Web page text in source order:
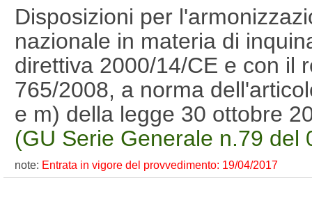
Disposizioni per
nazionale in materia di
direttiva 2000/14/CE e con il
765/2008, a norma
e m) della legge 30 ottobre
(GU Serie Generale n.79 del
note: Entrata in vigore del provvedimento: 19/04/2017